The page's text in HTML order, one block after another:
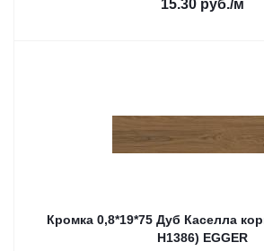
15.30руб./м
Кромка 0,8*19*75 Дуб Каселла
H1386) EGGER